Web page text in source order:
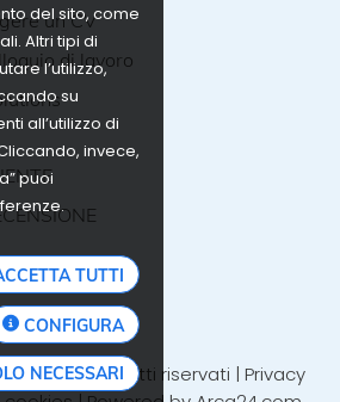
un CV
di lavoro
SA. Tutti i diritti riservati | Privacy
del sito, come
Altri tipi di
l’utilizzo,
su
all’utilizzo di
invece,
puoi
TUTTI
CONFIGURA
NECESSARI